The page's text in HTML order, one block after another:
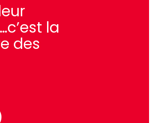
la
des